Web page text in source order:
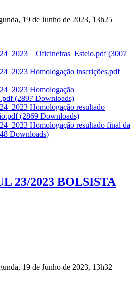
19 de Junho de 2023, 13h25
(3007
Homologação inscrições.pdf
Homologação
(2897 Downloads)
Homologação resultado
(2869 Downloads)
Homologação resultado final da
Downloads)
23/2023 BOLSISTA
19 de Junho de 2023, 13h32